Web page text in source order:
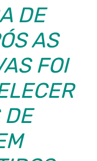
DE
AS
FOI